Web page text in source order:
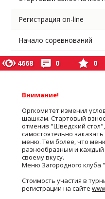
Регистрация on-line
Начало соревнований
4668 0 0
Внимание!
Оргкомитет изменил
шашкам. Стартовый взнос
отменив "Шведский
самостоятельно
меню. Тем более, что
разнообразным и
своему вкусу.
Меню Загородного клуба
Стоимость участия в
регистрации на сайте